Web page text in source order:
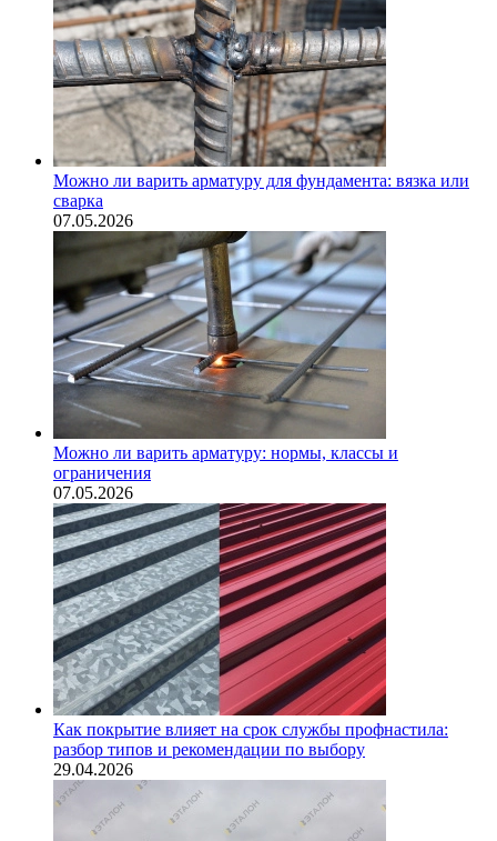
Можно ли варить арматуру для фундамента: вязка или
сварка
07.05.2026
Можно ли варить арматуру: нормы, классы и
ограничения
07.05.2026
Как покрытие влияет на срок службы профнастила:
разбор типов и рекомендации по выбору
29.04.2026